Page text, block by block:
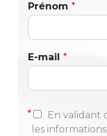
Prénom *
E-mail *
*
En validant
les